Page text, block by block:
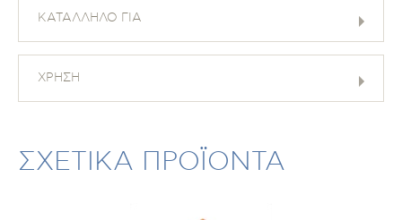
ΚΑΤΑΛΛΗΛΟ ΓΙΑ
ΧΡΗΣΗ
ΣΧΕΤΙΚΑ ΠΡΟΪΟΝΤΑ